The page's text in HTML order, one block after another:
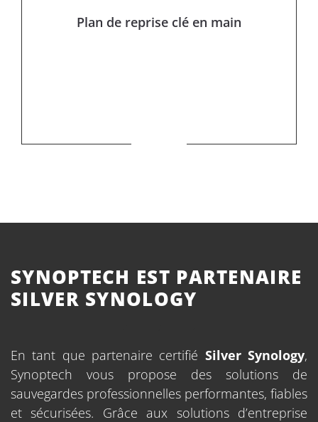
Plan de reprise clé en main
SYNOPTECH EST PARTENAIRE
SILVER SYNOLOGY
En tant que partenaire certifié Silver Synology,
Synoptech vous propose des solutions de
sauvegardes professionnelles performantes, fiables
et sécurisées. Grâce aux solutions d’entreprise